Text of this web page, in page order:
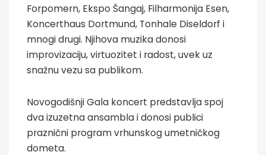
Forpomern, Ekspo Šangaj, Filharmonija Esen,
Koncerthaus Dortmund, Tonhale Diseldorf i
mnogi drugi. Njihova muzika donosi
improvizaciju, virtuozitet i radost, uvek uz
snažnu vezu sa publikom.
Novogodišnji Gala koncert predstavlja spoj
dva izuzetna ansambla i donosi publici
praznični program vrhunskog umetničkog
dometa.